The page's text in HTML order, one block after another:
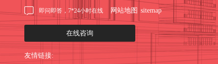
即问即答，7*24小时在线 网站地图 sitemap
在线咨询
友情链接: